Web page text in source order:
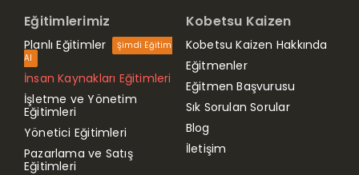
Eğitimlerimiz
Planlı Eğitimler
Şimdi Eğitim
Al
İnsan Kaynakları Eğitimleri
İşletme ve Yönetim
Eğitimleri
Yönetici Eğitimleri
Pazarlama ve Satış
Eğitimleri
Kobetsu Kaizen
Kobetsu Kaizen Hakkında
Eğitmenler
Eğitmen Başvurusu
Sık Sorulan Sorular
Blog
İletişim